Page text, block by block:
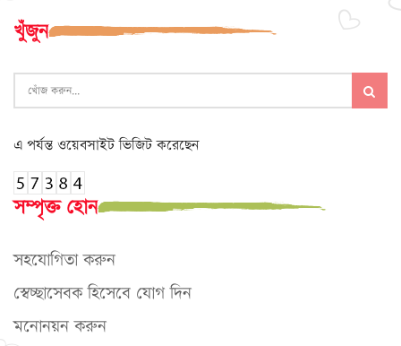
খুঁজুন
এ পর্যন্ত ওয়েবসাইট ভিজিট করেছেন
সম্পৃক্ত হোন
সহযোগিতা করুন
স্বেচ্ছাসেবক হিসেবে যোগ দিন
মনোনয়ন করুন